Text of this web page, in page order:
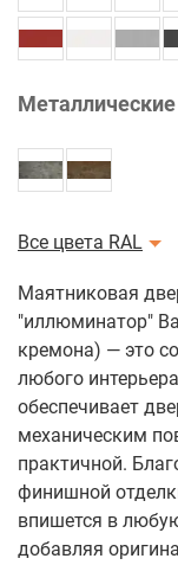
Металлические
Все цвета RAL
Маятниковая
"иллюминатор"
кремона) — это
любого
обеспечивает
механическим
практичной.
финишной
впишется в
добавляя